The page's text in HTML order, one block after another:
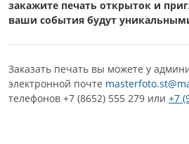
закажите печать открыток и
ваши события будут
Заказать печать вы можете у
электронной почте
телефонов +7 (8652) 555 279 или +7